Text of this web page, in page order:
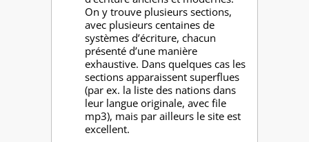
On y trouve plusieurs sections,
avec plusieurs centaines de
systèmes d’écriture, chacun
présenté d’une manière
exhaustive. Dans quelques cas les
sections apparaissent superflues
(par ex. la liste des nations dans
leur langue originale, avec file
mp3), mais par ailleurs le site est
excellent.